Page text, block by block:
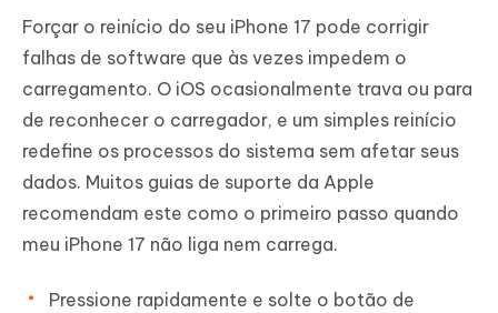
Forçar o reinício do seu iPhone 17 pode corrigir
falhas de software que às vezes impedem o
carregamento. O iOS ocasionalmente trava ou para
de reconhecer o carregador, e um simples reinício
redefine os processos do sistema sem afetar seus
dados. Muitos guias de suporte da Apple
recomendam este como o primeiro passo quando
meu iPhone 17 não liga nem carrega.
Pressione rapidamente e solte o botão de